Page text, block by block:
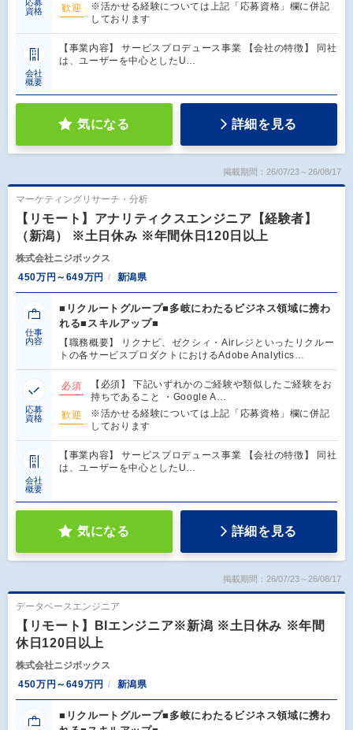
応募
資格
歓迎
※活かせる経験については上記「応募資格」欄に併記
しております
会社
概要
【事業内容】 サービスプロデュース事業 【会社の特徴】 同社
は、ユーザーを中心としたU…
気になる 詳細を見る
掲載期間：26/07/23～26/08/17
マーケティングリサーチ・分析
【リモート】アナリティクスエンジニア【経験者】
（新潟） ※土日休み ※年間休日120日以上
株式会社ニジボックス
450万円～649万円
新潟県
仕事
内容
■リクルートグループ■多岐にわたるビジネス領域に携わ
れる■スキルアップ■
【職務概要】 リクナビ、ゼクシィ・Airレジといったリクルー
トの各サービスプロダクトにおけるAdobe Analytics…
応募
資格
必須
【必須】 下記いずれかのご経験や類似したご経験をお
持ちであること ・Google A…
歓迎
※活かせる経験については上記「応募資格」欄に併記
しております
会社
概要
【事業内容】 サービスプロデュース事業 【会社の特徴】 同社
は、ユーザーを中心としたU…
気になる 詳細を見る
掲載期間：26/07/23～26/08/17
データベースエンジニア
【リモート】BIエンジニア※新潟 ※土日休み ※年間
休日120日以上
株式会社ニジボックス
450万円～649万円
新潟県
■リクルートグループ■多岐にわたるビジネス領域に携わ